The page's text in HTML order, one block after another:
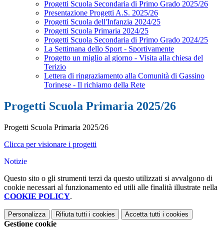
Progetti Scuola Secondaria di Primo Grado 2025/26
Presentazione Progetti A.S. 2025/26
Progetti Scuola dell'Infanzia 2024/25
Progetti Scuola Primaria 2024/25
Progetti Scuola Secondaria di Primo Grado 2024/25
La Settimana dello Sport - Sportivamente
Progetto un miglio al giorno - Visita alla chiesa del
Terizio
Lettera di ringraziamento alla Comunità di Gassino
Torinese - Il richiamo della Rete
Progetti Scuola Primaria 2025/26
Progetti Scuola Primaria 2025/26
Clicca per visionare i progetti
Notizie
Questo sito o gli strumenti terzi da questo utilizzati si avvalgono di
cookie necessari al funzionamento ed utili alle finalità illustrate nella
COOKIE POLICY.
Personalizza Rifiuta tutti i cookies Accetta tutti i cookies
Gestione cookie